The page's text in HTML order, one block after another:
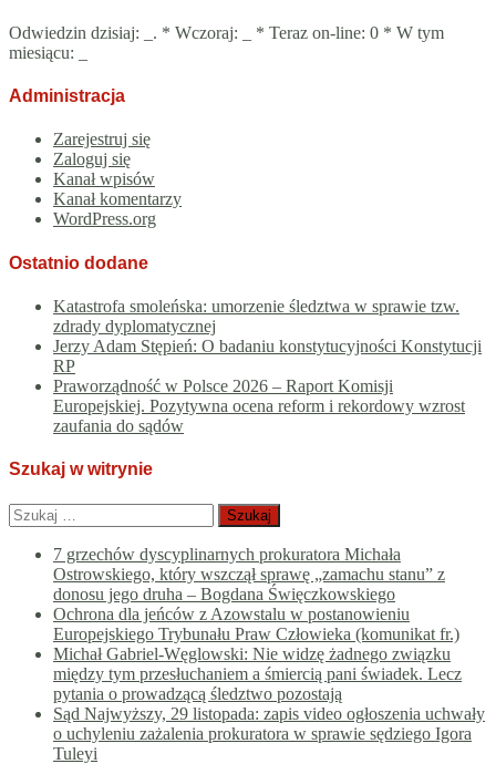
Odwiedzin dzisiaj: . * Wczoraj:
* Teraz on-line: 0 * W tym
miesiącu:
Administracja
Zarejestruj się
Zaloguj się
Kanał wpisów
Kanał komentarzy
WordPress.org
Ostatnio dodane
Katastrofa smoleńska: umorzenie śledztwa w sprawie tzw.
zdrady dyplomatycznej
Jerzy Adam Stępień: O badaniu konstytucyjności Konstytucji
RP
Praworządność w Polsce 2026 – Raport Komisji
Europejskiej. Pozytywna ocena reform i rekordowy wzrost
zaufania do sądów
Szukaj w witrynie
Szukaj:
7 grzechów dyscyplinarnych prokuratora Michała
Ostrowskiego, który wszczął sprawę „zamachu stanu” z
donosu jego druha – Bogdana Święczkowskiego
Ochrona dla jeńców z Azowstalu w postanowieniu
Europejskiego Trybunału Praw Człowieka (komunikat fr.)
Michał Gabriel-Węglowski: Nie widzę żadnego związku
między tym przesłuchaniem a śmiercią pani świadek. Lecz
pytania o prowadzącą śledztwo pozostają
Sąd Najwyższy, 29 listopada: zapis video ogłoszenia uchwały
o uchyleniu zażalenia prokuratora w sprawie sędziego Igora
Tuleyi